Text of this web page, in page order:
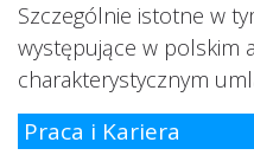
Szczególnie istotne w
występujące w polskim
charakterystycznym
Praca i Kariera